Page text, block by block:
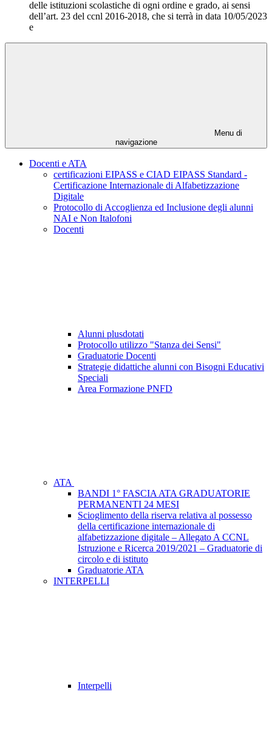
delle istituzioni scolastiche di ogni ordine e grado, ai sensi
dell’art. 23 del ccnl 2016-2018, che si terrà in data 10/05/2023
e
Menu di
navigazione
Docenti e ATA
certificazioni EIPASS e CIAD EIPASS Standard -
Certificazione Internazionale di Alfabetizzazione
Digitale
Protocollo di Accoglienza ed Inclusione degli alunni
NAI e Non Italofoni
Docenti
Alunni plusdotati
Protocollo utilizzo "Stanza dei Sensi"
Graduatorie Docenti
Strategie didattiche alunni con Bisogni Educativi
Speciali
Area Formazione PNFD
ATA
BANDI 1° FASCIA ATA GRADUATORIE
PERMANENTI 24 MESI
Scioglimento della riserva relativa al possesso
della certificazione internazionale di
alfabetizzazione digitale – Allegato A CCNL
Istruzione e Ricerca 2019/2021 – Graduatorie di
circolo e di istituto
Graduatorie ATA
INTERPELLI
Interpelli